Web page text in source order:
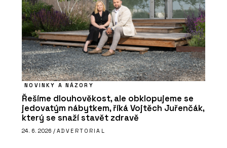
NOVINKY A NÁZORY
Řešíme dlouhověkost, ale obklopujeme se
jedovatým nábytkem, říká Vojtěch Juřenčák,
který se snaží stavět zdravě
24. 6. 2026 / ADVERTORIAL